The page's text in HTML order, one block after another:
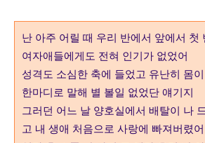
난 아주 어릴 때 우리 반에서 앞에서 첫
여자애들에게도 전혀 인기가 없었어
성격도 소심한 축에 들었고 유난히 몸
한마디로 말해 별 볼일 없었단 얘기지
그러던 어느 날 양호실에서 배탈이 나
고 내 생애 처음으로 사랑에 빠져버렸어